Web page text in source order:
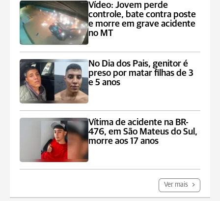
Vídeo: Jovem perde
controle, bate contra poste
e morre em grave acidente
no MT
No Dia dos Pais, genitor é
preso por matar filhas de 3
e 5 anos
Vítima de acidente na BR-
476, em São Mateus do Sul,
morre aos 17 anos
Ver mais